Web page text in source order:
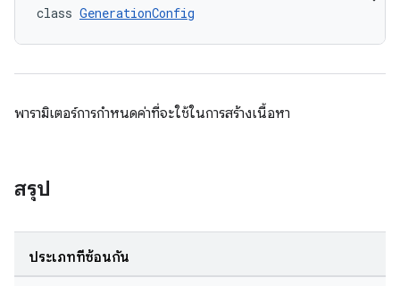
class GenerationConfig
พารามิเตอร์การกำหนดค่าที่จะใช้ในการสร้างเนื้อหา
สรุป
ประเภทที่ซ้อนกัน